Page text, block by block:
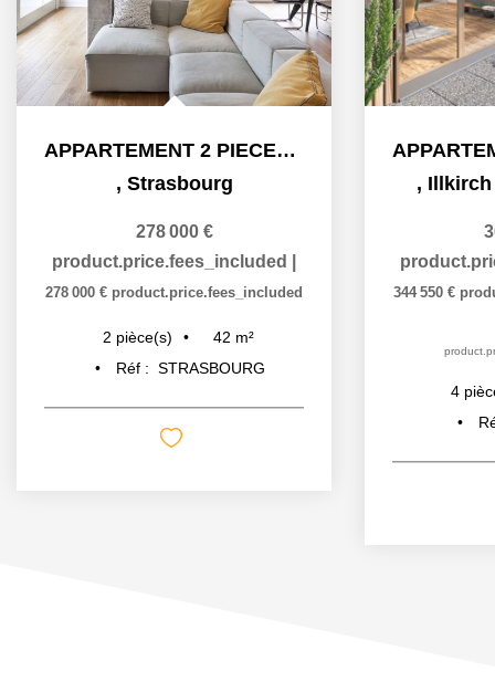
APPARTEMENT 2 PIECES NEUF À STRASBOURG ART MODERNE - GARE
, Strasbourg
278 000 €
product.price.fees_included
278 000 € product.price.fees_included
2 pièce(s) 42 m²
Réf : STRASBOURG
, Illkirch
344 550 €
4